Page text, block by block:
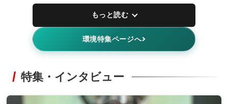
もっと読む
環境特集ページへ
特集・インタビュー